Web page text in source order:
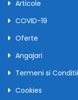
Articole
COVID-19
Oferte
Angajari
Termeni si Conditii
Cookies